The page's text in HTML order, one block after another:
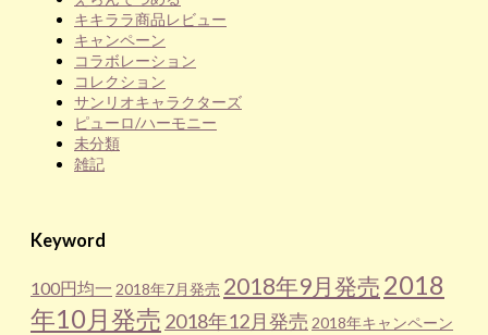
キキララ商品レビュー
キャンペーン
コラボレーション
コレクション
サンリオキャラクターズ
ピューロ/ハーモニー
未分類
雑記
Keyword
100円均一 2018年7月発売 2018年9月発売 2018
年10月発売 2018年12月発売 2018年キャンペーン